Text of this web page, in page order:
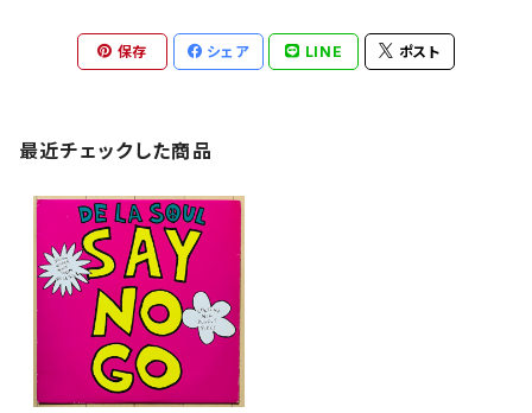
保存 シェア LINE ポスト
最近チェックした商品